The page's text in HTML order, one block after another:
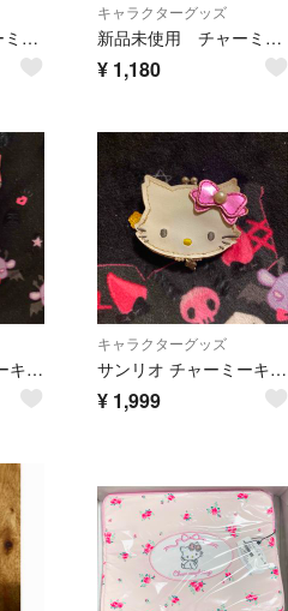
新品未使用 チャーミーキティ セリフ付き ぬいぐるみマスコット ハート ブルー
キャラクターグッズ
新品未使用 チャーミーキティ セリフ付き ぬいぐるみマスコット YES イエロー
¥ 1,180
サンリオ チャーミーキティ プチケース 小物入れ 2007
キャラクターグッズ
サンリオ チャーミーキティ ミニコインケース がま口 レトロ レア 2005
¥ 1,999